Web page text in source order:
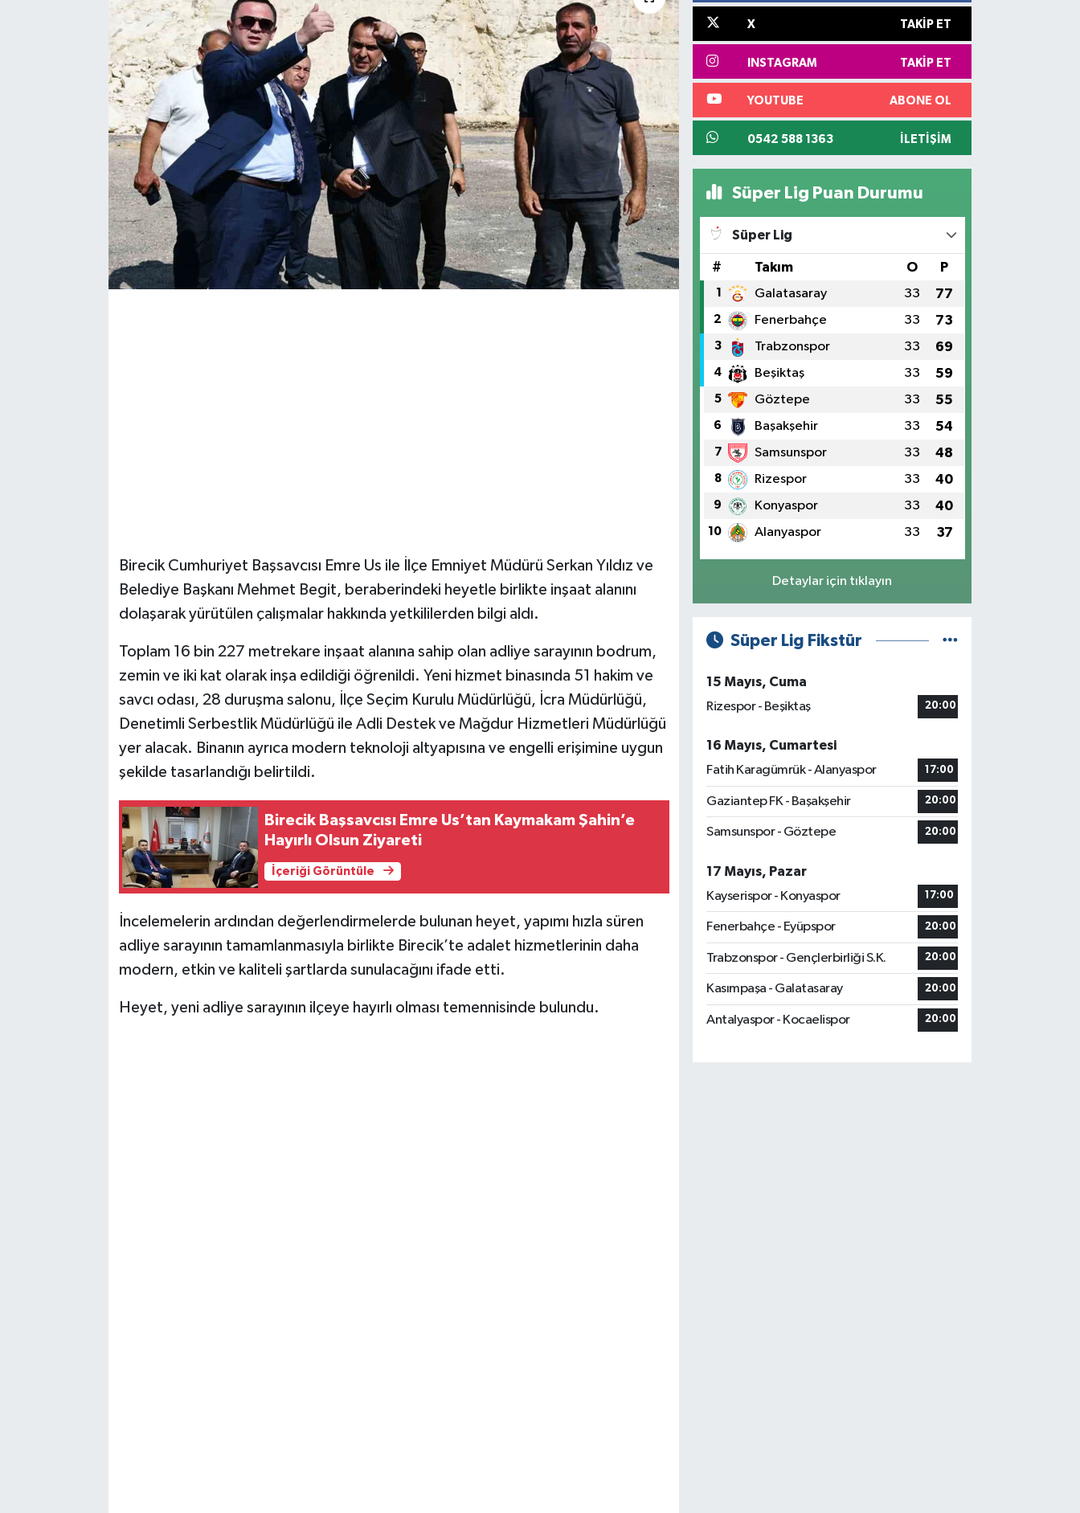
Birecik Cumhuriyet Başsavcısı Emre Us ile İlçe Emniyet Müdürü Serkan Yıldız ve
Belediye Başkanı Mehmet Begit, beraberindeki heyetle birlikte inşaat alanını
dolaşarak yürütülen çalışmalar hakkında yetkililerden bilgi aldı.
Toplam 16 bin 227 metrekare inşaat alanına sahip olan adliye sarayının bodrum,
zemin ve iki kat olarak inşa edildiği öğrenildi. Yeni hizmet binasında 51 hakim ve
savcı odası, 28 duruşma salonu, İlçe Seçim Kurulu Müdürlüğü, İcra Müdürlüğü,
Denetimli Serbestlik Müdürlüğü ile Adli Destek ve Mağdur Hizmetleri Müdürlüğü
yer alacak. Binanın ayrıca modern teknoloji altyapısına ve engelli erişimine uygun
şekilde tasarlandığı belirtildi.
Birecik Başsavcısı Emre Us’tan Kaymakam Şahin’e
Hayırlı Olsun Ziyareti
İçeriği Görüntüle
İncelemelerin ardından değerlendirmelerde bulunan heyet, yapımı hızla süren
adliye sarayının tamamlanmasıyla birlikte Birecik’te adalet hizmetlerinin daha
modern, etkin ve kaliteli şartlarda sunulacağını ifade etti.
Heyet, yeni adliye sarayının ilçeye hayırlı olması temennisinde bulundu.
X TAKIP ET
INSTAGRAM TAKIP ET
YOUTUBE ABONE OL
0542 588 1363 İLETIŞIM
Süper Lig Puan Durumu
Süper Lig
# Takım O P
1 Galatasaray 33 77
2 Fenerbahçe 33 73
3 Trabzonspor 33 69
4 Beşiktaş 33 59
5 Göztepe 33 55
6 Başakşehir 33 54
7 Samsunspor 33 48
8 Rizespor 33 40
9 Konyaspor 33 40
10 Alanyaspor 33 37
Detaylar için tıklayın
Süper Lig Fikstür
15 Mayıs, Cuma
Rizespor - Beşiktaş
20:00
16 Mayıs, Cumartesi
Fatih Karagümrük - Alanyaspor
17:00
Gaziantep FK - Başakşehir 20:00
Samsunspor - Göztepe 20:00
17 Mayıs, Pazar
Kayserispor - Konyaspor
17:00
Fenerbahçe - Eyüpspor 20:00
Trabzonspor - Gençlerbirliği S.K. 20:00
Kasımpaşa - Galatasaray 20:00
Antalyaspor - Kocaelispor 20:00